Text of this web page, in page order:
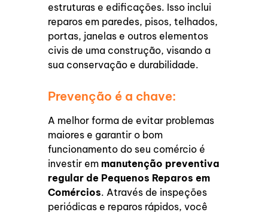
estruturas e edificações. Isso inclui
reparos em paredes, pisos, telhados,
portas, janelas e outros elementos
civis de uma construção, visando a
sua conservação e durabilidade.
Prevenção é a chave:
A melhor forma de evitar problemas
maiores e garantir o bom
funcionamento do seu comércio é
investir em manutenção preventiva
regular de Pequenos Reparos em
Comércios. Através de inspeções
periódicas e reparos rápidos, você